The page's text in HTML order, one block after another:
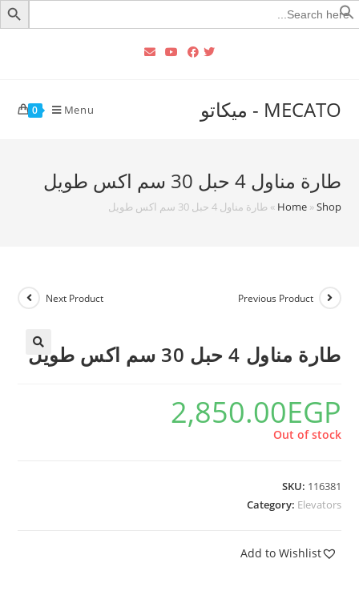
Search
for:
MECATO - ميكاتو 0 Menu
طارة مناول 4 حبل 30 سم اكس طويل
Home»Shop
» طارة مناول 4 حبل 30 سم اكس طويل
Previous Product
Next Product
طارة مناول 4 حبل 30 سم اكس طويل
2,850.00EGP
Out of stock
SKU: 116381
Category: Elevators
Add to Wishlist